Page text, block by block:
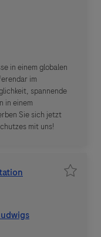
in einem globalen
im
spannende
in einem
Sie sich jetzt
mit uns!
Job